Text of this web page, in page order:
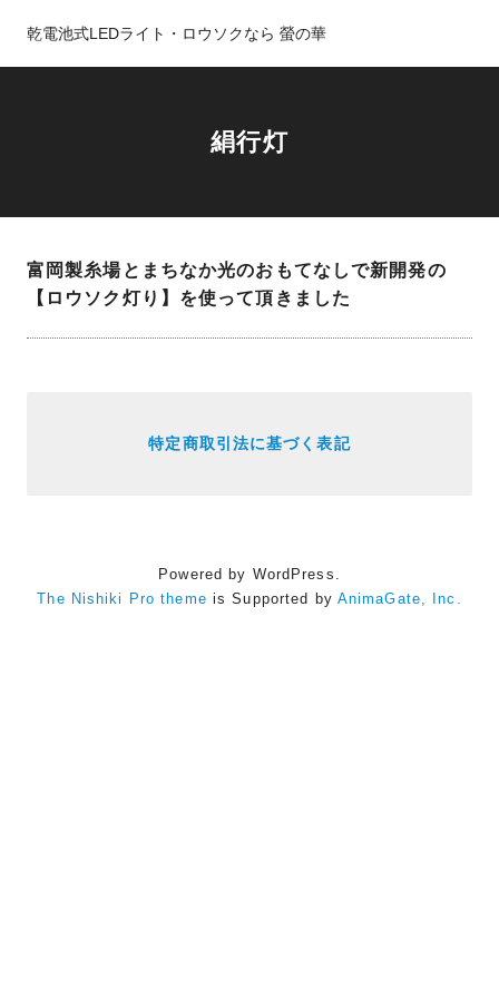
乾電池式LEDライト・ロウソクなら 螢の華
絹行灯
富岡製糸場とまちなか光のおもてなしで新開発の
【ロウソク灯り】を使って頂きました
特定商取引法に基づく表記
Powered by WordPress.
The Nishiki Pro theme is Supported by AnimaGate, Inc.